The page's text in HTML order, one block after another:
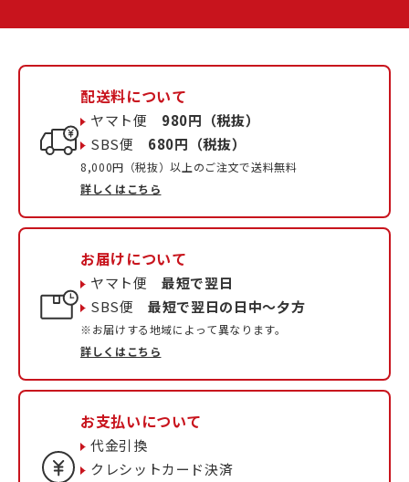
配送料について
ヤマト便 980円（税抜）
SBS便 680円（税抜）
8,000円（税抜）以上のご注文で送料無料
詳しくはこちら
お届けについて
ヤマト便最短で翌日
SBS便最短で翌日の日中〜夕方
※お届けする地域によって異なります。
詳しくはこちら
お支払いについて
代金引換
クレシットカード決済